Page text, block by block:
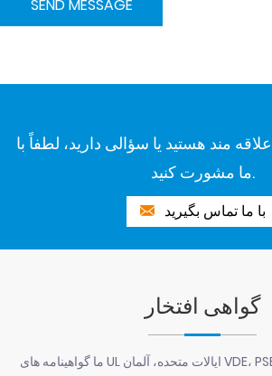
مند هستید یا سؤالی دارید، لطفاً با
ما مشورت کنید.
با ما تماس بگیرید
گواهی افتخار
ما گواهینامه های UL ایالات متحده، آلمان VDE، PSE ژاپن، CUL کانادا، GB